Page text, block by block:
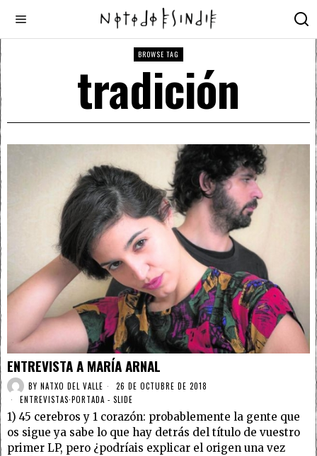
BROWSE TAG
tradición
ENTREVISTA A MARÍA ARNAL
BY NATXO DEL VALLE
26 DE OCTUBRE DE 2018
ENTREVISTAS·PORTADA - SLIDE
1) 45 cerebros y 1 corazón: probablemente la gente que
os sigue ya sabe lo que hay detrás del título de vuestro
primer LP, pero ¿podríais explicar el origen una vez